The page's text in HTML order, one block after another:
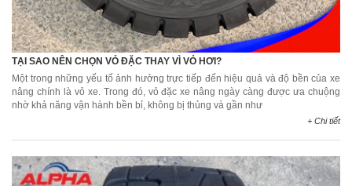
TẠI SAO NÊN CHỌN VỎ ĐẶC THAY VÌ VỎ HƠI?
Một trong những yếu tố ảnh hưởng trực tiếp đến hiệu quả và độ bền của xe
nâng chính là vỏ xe. Trong đó, vỏ đặc xe nâng ngày càng được ưa chuộng
nhờ khả năng vận hành bền bỉ, không bị thủng và gần như
+ Chi tiết